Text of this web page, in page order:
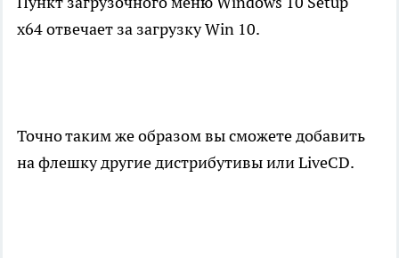
x64 отвечает за загрузку Win 10.
Точно таким же образом вы сможете добавить
на флешку другие дистрибутивы или LiveCD.